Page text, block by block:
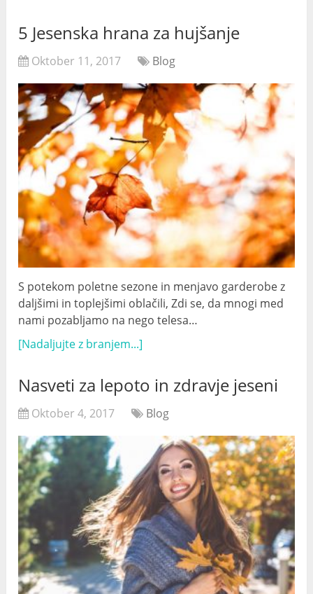
5 Jesenska hrana za hujšanje
Oktober 11, 2017 Blog
S potekom poletne sezone in menjavo garderobe z
daljšimi in toplejšimi oblačili, Zdi se, da mnogi med
nami pozabljamo na nego telesa…
[Nadaljujte z branjem...]
Nasveti za lepoto in zdravje jeseni
Oktober 4, 2017 Blog